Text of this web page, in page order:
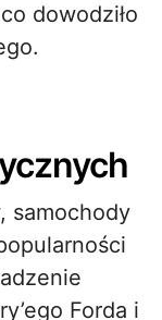
dowodziło
samochody
Forda i